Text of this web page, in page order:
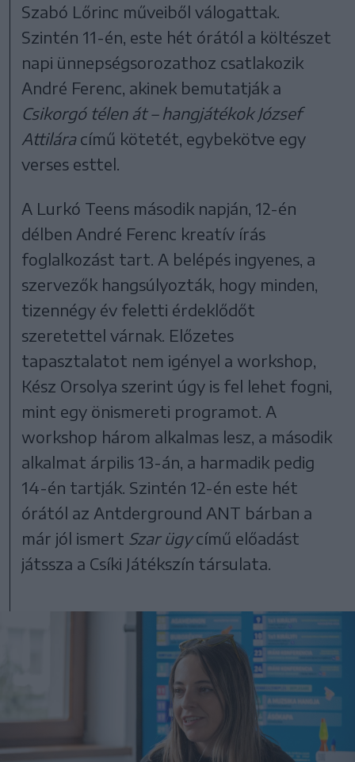
Szabó Lőrinc műveiből válogattak.
Szintén 11-én, este hét órától a költészet
napi ünnepségsorozathoz csatlakozik
André Ferenc, akinek bemutatják a
Csikorgó télen át – hangjátékok József
Attiláracímű kötetét, egybekötve egy
verses esttel.
A Lurkó Teens második napján, 12-én
délben André Ferenc kreatív írás
foglalkozást tart. A belépés ingyenes, a
szervezők hangsúlyozták, hogy minden,
tizennégy év feletti érdeklődőt
szeretettel várnak. Előzetes
tapasztalatot nem igényel a workshop,
Kész Orsolya szerint úgy is fel lehet fogni,
mint egy önismereti programot. A
workshop három alkalmas lesz, a második
alkalmat árpilis 13-án, a harmadik pedig
14-én tartják. Szintén 12-én este hét
órától az Antderground ANT bárban a
már jól ismert Szar ügycímű előadást
játssza a Csíki Játékszín társulata.